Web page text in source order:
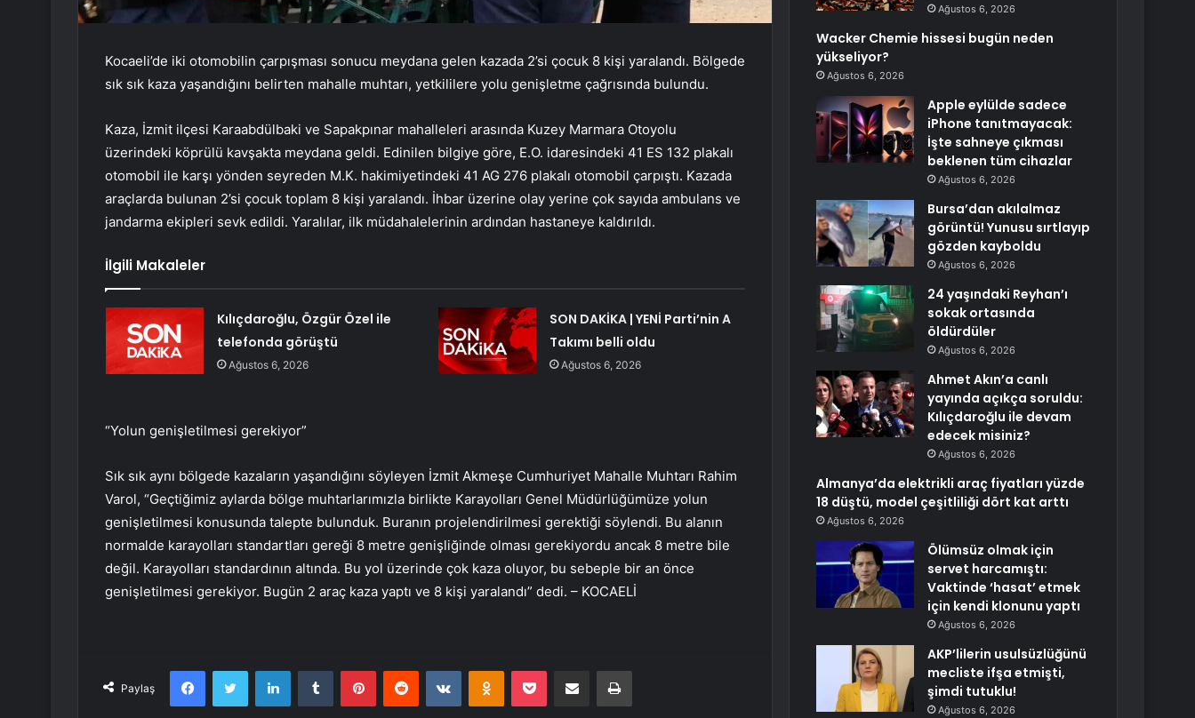
Kocaeli’de iki otomobilin çarpışması sonucu meydana gelen kazada 2’si çocuk 8 kişi yaralandı. Bölgede
sık sık kaza yaşandığını belirten mahalle muhtarı, yetkililere yolu genişletme çağrısında bulundu.
Kaza, İzmit ilçesi Karaabdülbaki ve Sapakpınar mahalleleri arasında Kuzey Marmara Otoyolu
üzerindeki köprülü kavşakta meydana geldi. Edinilen bilgiye göre, E.O. idaresindeki 41 ES 132 plakalı
otomobil ile karşı yönden seyreden M.K. hakimiyetindeki 41 AG 276 plakalı otomobil çarpıştı. Kazada
araçlarda bulunan 2’si çocuk toplam 8 kişi yaralandı. İhbar üzerine olay yerine çok sayıda ambulans ve
jandarma ekipleri sevk edildi. Yaralılar, ilk müdahalelerinin ardından hastaneye kaldırıldı.
İlgili Makaleler
Kılıçdaroğlu, Özgür Özel ile
telefonda görüştü
Ağustos 6, 2026
SON DAKİKA | YENİ Parti’nin A
Takımı belli oldu
Ağustos 6, 2026
“Yolun genişletilmesi gerekiyor”
Sık sık aynı bölgede kazaların yaşandığını söyleyen İzmit Akmeşe Cumhuriyet Mahalle Muhtarı Rahim
Varol, “Geçtiğimiz aylarda bölge muhtarlarımızla birlikte Karayolları Genel Müdürlüğümüze yolun
genişletilmesi konusunda talepte bulunduk. Buranın projelendirilmesi gerektiği söylendi. Bu alanın
normalde karayolları standartları gereği 8 metre genişliğinde olması gerekiyordu ancak 8 metre bile
değil. Karayolları standardının altında. Bu yol üzerinde çok kaza oluyor, bu sebeple bir an önce
genişletilmesi gerekiyor. Bugün 2 araç kaza yaptı ve 8 kişi yaralandı” dedi. – KOCAELİ
Paylaş
FacebookTwitter LinkedInTumblr PinterestReddit VKontakteOdnoklassniki
Pocket E-Posta ile paylaş Yazdır
Ağustos 6, 2026
Wacker Chemie hissesi bugün neden
yükseliyor?
Ağustos 6, 2026
Apple eylülde sadece
iPhone tanıtmayacak:
İşte sahneye çıkması
beklenen tüm cihazlar
Ağustos 6, 2026
Bursa’dan akılalmaz
görüntü! Yunusu sırtlayıp
gözden kayboldu
Ağustos 6, 2026
24 yaşındaki Reyhan’ı
sokak ortasında
öldürdüler
Ağustos 6, 2026
Ahmet Akın’a canlı
yayında açıkça soruldu:
Kılıçdaroğlu ile devam
edecek misiniz?
Ağustos 6, 2026
Almanya’da elektrikli araç fiyatları yüzde
18 düştü, model çeşitliliği dört kat arttı
Ağustos 6, 2026
Ölümsüz olmak için
servet harcamıştı:
Vaktinde ‘hasat’ etmek
için kendi klonunu yaptı
Ağustos 6, 2026
AKP’lilerin usulsüzlüğünü
mecliste ifşa etmişti,
şimdi tutuklu!
Ağustos 6, 2026